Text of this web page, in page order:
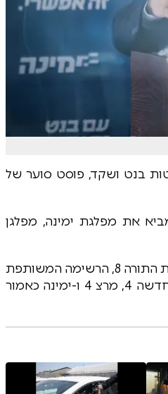
בנט ושקד, פוסט סוער של
את מפלגת ימינה, מפלגן
עוד עולה מהסקר: מפלגת הליכוד זוכה ל-35 מנדטים, יש עתיד 20, ש"ס 9, יהדות התורה 8, הרשימה המשותפת
7, כחול לבן 7, הציונות הדתית 7, העבודה 7, ישראל ביתנו 7, רע"מ 4, תקווה חדשה 4, מרצ 4 ו-ימינה כאמור